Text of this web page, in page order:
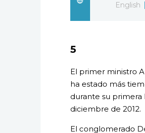
English
5
El primer ministro
ha estado más
durante su primera
diciembre de 2012.
El conglomerado